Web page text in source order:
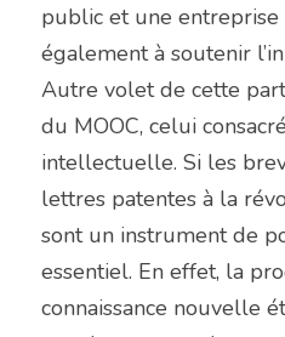
public et une entreprise
également à soutenir
Autre volet de cette
du MOOC, celui
intellectuelle. Si les
lettres patentes à la
sont un instrument de
essentiel. En effet, la
connaissance nouvelle